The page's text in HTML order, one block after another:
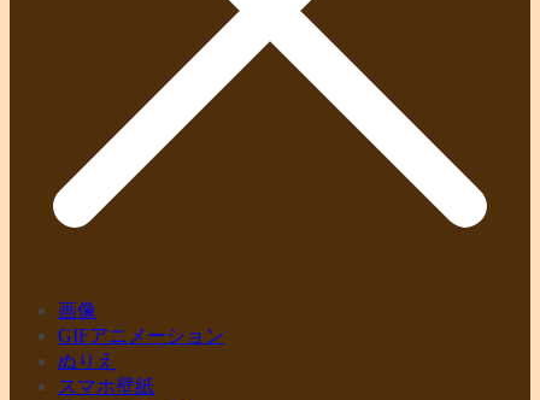
画像
GIFアニメーション
ぬりえ
スマホ壁紙